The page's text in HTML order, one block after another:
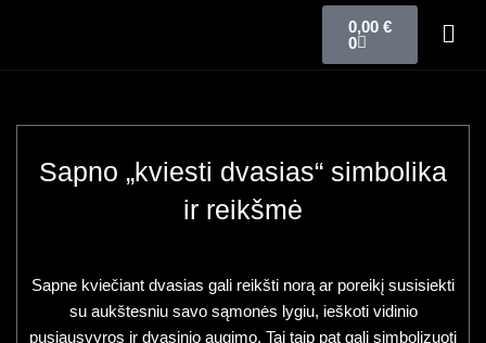
0,00 €
0
Sapno „kviesti dvasias“ simbolika
ir reikšmė
Sapne kviečiant dvasias gali reikšti norą ar poreikį susisiekti
su aukštesniu savo sąmonės lygiu, ieškoti vidinio
pusiausvyros ir dvasinio augimo. Tai taip pat gali simbolizuoti